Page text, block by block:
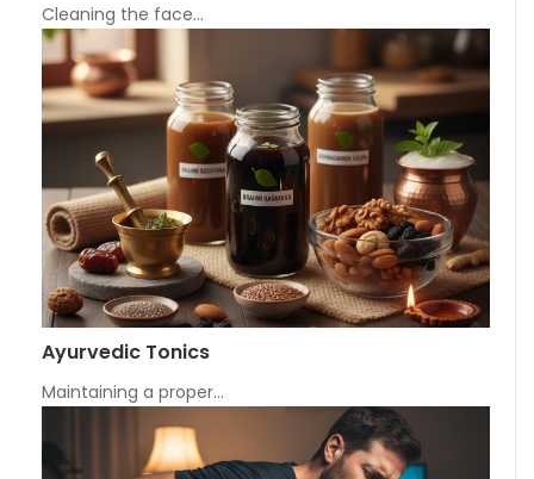
Cleaning the face…
Ayurvedic Tonics
Maintaining a proper…